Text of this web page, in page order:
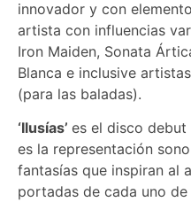
innovador y con
artista con influencias
Iron Maiden, Sonata
Blanca e inclusive
(para las baladas).
‘Ilusías’ es el disco debut
es la representación
fantasías que inspiran al
portadas de cada uno